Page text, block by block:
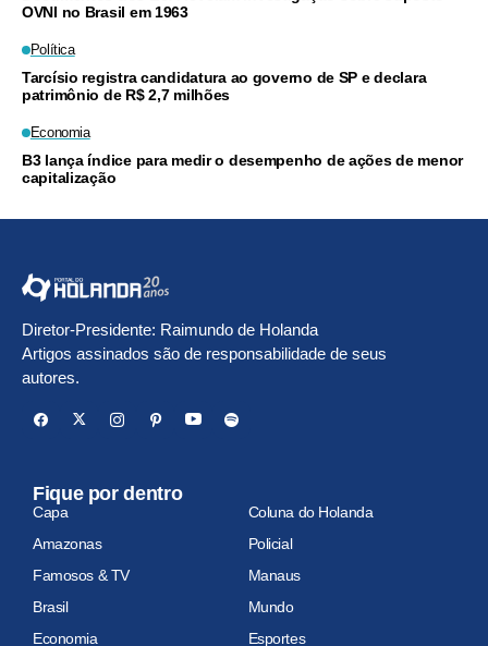
OVNI no Brasil em 1963
Política
Tarcísio registra candidatura ao governo de SP e declara
patrimônio de R$ 2,7 milhões
Economia
B3 lança índice para medir o desempenho de ações de menor
capitalização
Diretor-Presidente: Raimundo de Holanda
Artigos assinados são de responsabilidade de seus
autores.
Fique por dentro
Capa
Coluna do Holanda
Amazonas
Policial
Famosos & TV
Manaus
Brasil
Mundo
Economia
Esportes